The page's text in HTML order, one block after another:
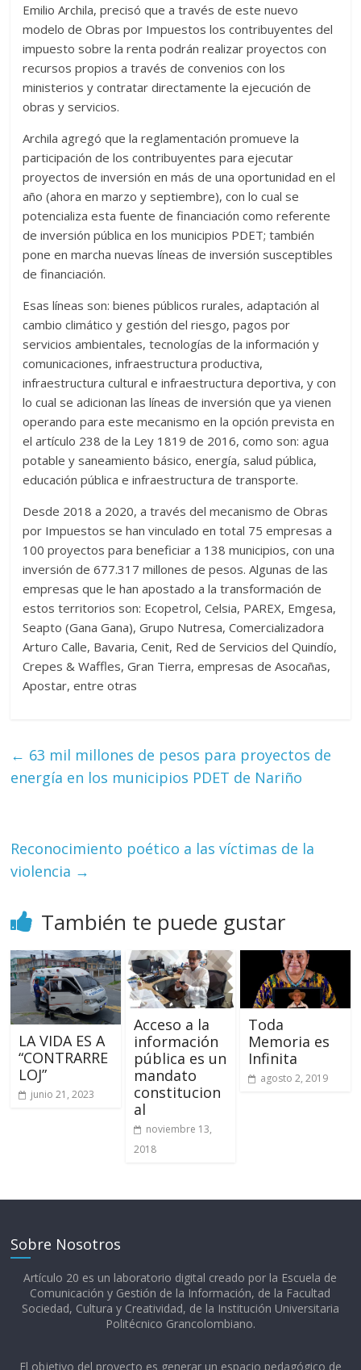
Emilio Archila, precisó que a través de este nuevo
modelo de Obras por Impuestos los contribuyentes del
impuesto sobre la renta podrán realizar proyectos con
recursos propios a través de convenios con los
ministerios y contratar directamente la ejecución de
obras y servicios.
Archila agregó que la reglamentación promueve la
participación de los contribuyentes para ejecutar
proyectos de inversión en más de una oportunidad en el
año (ahora en marzo y septiembre), con lo cual se
potencializa esta fuente de financiación como referente
de inversión pública en los municipios PDET; también
pone en marcha nuevas líneas de inversión susceptibles
de financiación.
Esas líneas son: bienes públicos rurales, adaptación al
cambio climático y gestión del riesgo, pagos por
servicios ambientales, tecnologías de la información y
comunicaciones, infraestructura productiva,
infraestructura cultural e infraestructura deportiva, y con
lo cual se adicionan las líneas de inversión que ya vienen
operando para este mecanismo en la opción prevista en
el artículo 238 de la Ley 1819 de 2016, como son: agua
potable y saneamiento básico, energía, salud pública,
educación pública e infraestructura de transporte.
Desde 2018 a 2020, a través del mecanismo de Obras
por Impuestos se han vinculado en total 75 empresas a
100 proyectos para beneficiar a 138 municipios, con una
inversión de 677.317 millones de pesos. Algunas de las
empresas que le han apostado a la transformación de
estos territorios son: Ecopetrol, Celsia, PAREX, Emgesa,
Seapto (Gana Gana), Grupo Nutresa, Comercializadora
Arturo Calle, Bavaria, Cenit, Red de Servicios del Quindío,
Crepes & Waffles, Gran Tierra, empresas de Asocañas,
Apostar, entre otras
← 63 mil millones de pesos para proyectos de
energía en los municipios PDET de Nariño
Reconocimiento poético a las víctimas de la
violencia →
También te puede gustar
LA VIDA ES A
“CONTRARRE
LOJ”
junio 21, 2023
Acceso a la
información
pública es un
mandato
constitucion
al
noviembre 13,
2018
Toda
Memoria es
Infinita
agosto 2, 2019
Sobre Nosotros
Artículo 20 es un laboratorio digital creado por la Escuela de
Comunicación y Gestión de la Información, de la Facultad
Sociedad, Cultura y Creatividad, de la Institución Universitaria
Politécnico Grancolombiano.​
El objetivo del proyecto es generar un espacio pedagógico de